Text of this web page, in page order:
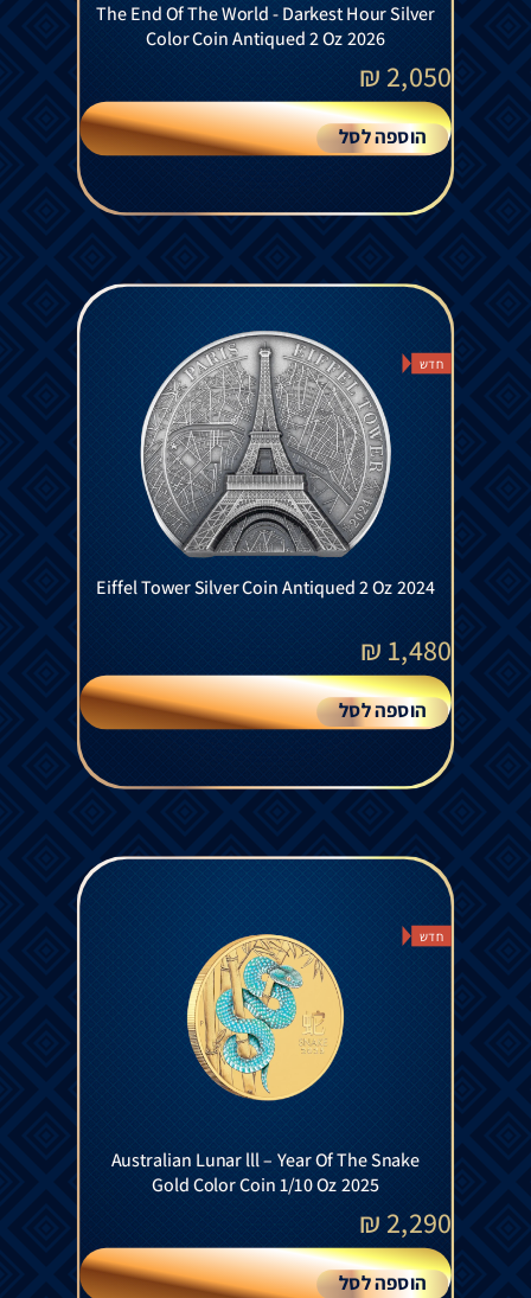
The End Of The World - Darkest Hour Silver
Color Coin Antiqued 2 Oz 2026
2,050
₪
הוספה לסל
חדש
Eiffel Tower Silver Coin Antiqued 2 Oz 2024
1,480
₪
הוספה לסל
חדש
Australian Lunar lll – Year Of The Snake
Gold Color Coin 1/10 Oz 2025
2,290
₪
הוספה לסל